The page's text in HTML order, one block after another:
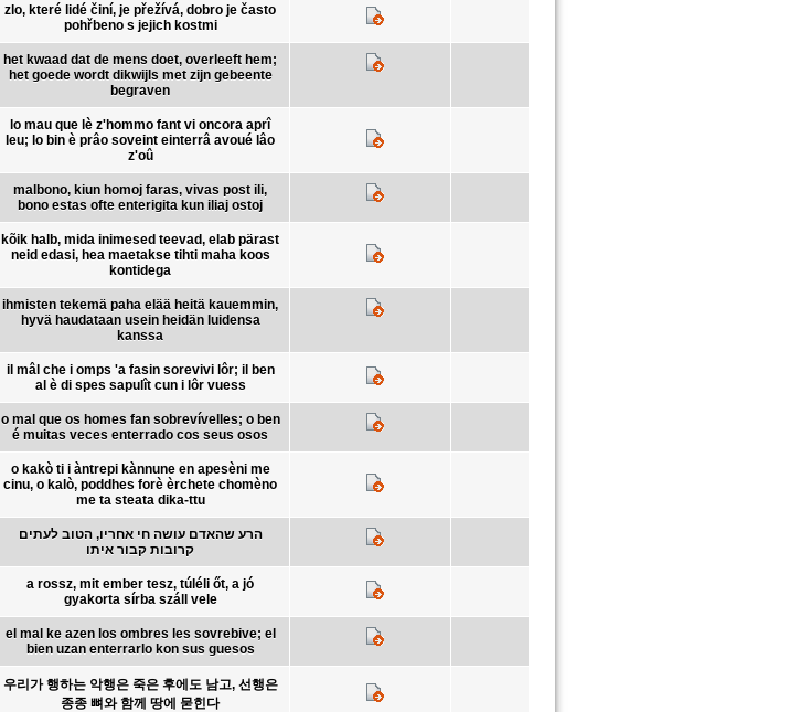
zlo, které lidé činí, je přežívá, dobro je často
pohřbeno s jejich kostmi
het kwaad dat de mens doet, overleeft hem;
het goede wordt dikwijls met zijn gebeente
begraven
lo mau que lè z'hommo fant vi oncora aprî
leu; lo bin è prâo soveint einterrâ avoué lâo
z'oû
malbono, kiun homoj faras, vivas post ili,
bono estas ofte enterigita kun iliaj ostoj
kõik halb, mida inimesed teevad, elab pärast
neid edasi, hea maetakse tihti maha koos
kontidega
ihmisten tekemä paha elää heitä kauemmin,
hyvä haudataan usein heidän luidensa
kanssa
il mâl che i omps 'a fasin sorevivi lôr; il ben
al è di spes sapulît cun i lôr vuess
o mal que os homes fan sobrevívelles; o ben
é muitas veces enterrado cos seus osos
o kakò ti i àntrepi kànnune en apesèni me
cinu, o kalò, poddhes forè èrchete chomèno
me ta steata dika-ttu
הרע שהאדם עושה חי אחריו, הטוב לעתים
קרובות קבור איתו
a rossz, mit ember tesz, túléli őt, a jó
gyakorta sírba száll vele
el mal ke azen los ombres les sovrebive; el
bien uzan enterrarlo kon sus guesos
우리가 행하는 악행은 죽은 후에도 남고, 선행은
종종 뼈와 함께 땅에 묻힌다